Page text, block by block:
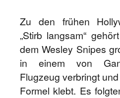
Zu den frühen
„Stirb langsam“
dem Wesley Snipes
in einem von
Flugzeug verbringt
Formel klebt. Es